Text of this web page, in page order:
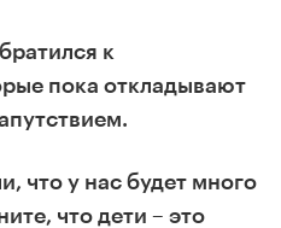
к
пока откладывают
что у нас будет много
что дети – это